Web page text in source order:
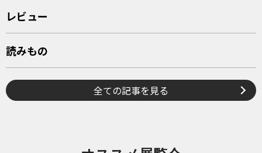
レビュー
読みもの
全ての記事を見る